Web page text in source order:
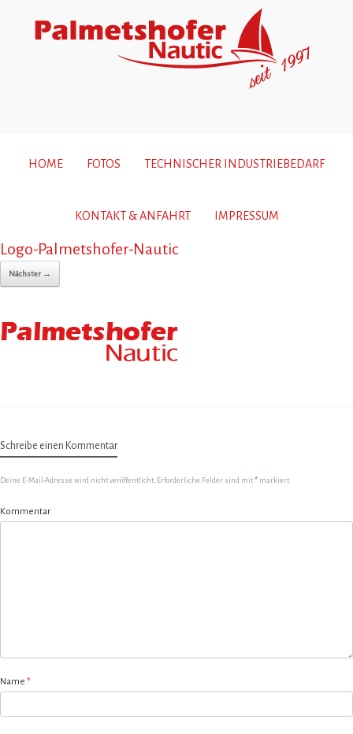
HOME FOTOS TECHNISCHER INDUSTRIEBEDARF
KONTAKT & ANFAHRT IMPRESSUM
Logo-Palmetshofer-Nautic
Nächster →
Schreibe einen Kommentar
Deine E-Mail-Adresse wird nicht veröffentlicht. Erforderliche Felder sind mit * markiert
Kommentar
Name *